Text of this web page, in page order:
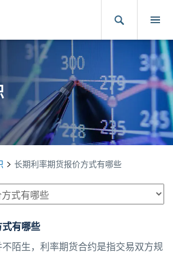
长期利率期货报价方式有哪些
式有哪些
不陌生，利率期货合约是指交易双方规